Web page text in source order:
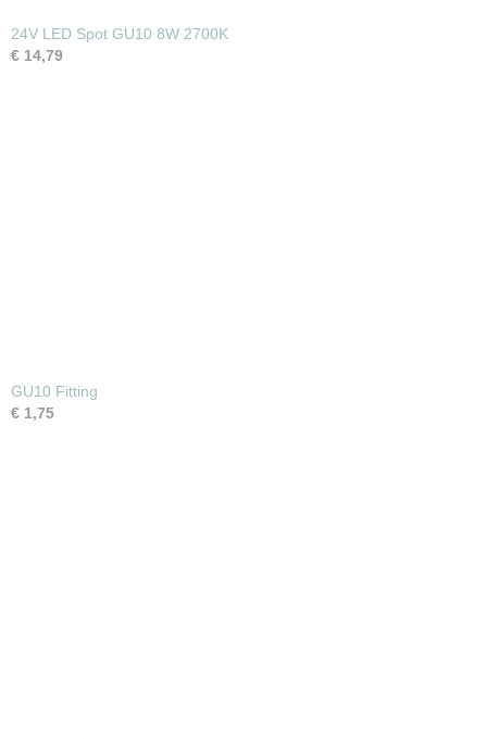
24V LED Spot GU10 8W 2700K
€ 14,79
GU10 Fitting
€ 1,75